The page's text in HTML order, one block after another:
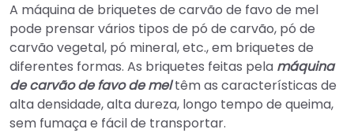
A máquina de briquetes de carvão de favo de mel
pode prensar vários tipos de pó de carvão, pó de
carvão vegetal, pó mineral, etc., em briquetes de
diferentes formas. As briquetes feitas pela máquina
de carvão de favo de meltêm as características de
alta densidade, alta dureza, longo tempo de queima,
sem fumaça e fácil de transportar.